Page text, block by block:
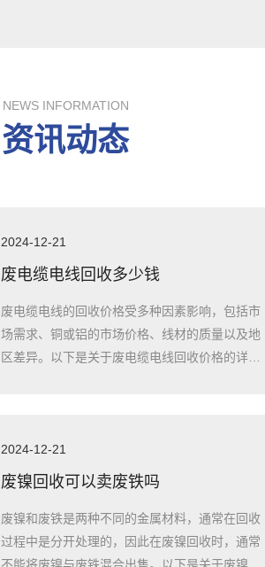
NEWS INFORMATION
资讯动态
2024-12-21
废电缆电线回收多少钱
废电缆电线的回收价格受多种因素影响，包括市
场需求、铜或铝的市场价格、线材的质量以及地
区差异。以下是关于废电缆电线回收价格的详细
2024-12-21
废镍回收可以卖废铁吗
废镍和废铁是两种不同的金属材料，通常在回收
过程中是分开处理的，因此在废镍回收时，通常